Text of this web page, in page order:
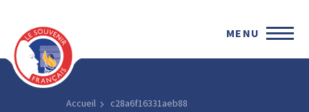
MENU
Accueil c28a6f16331aeb88